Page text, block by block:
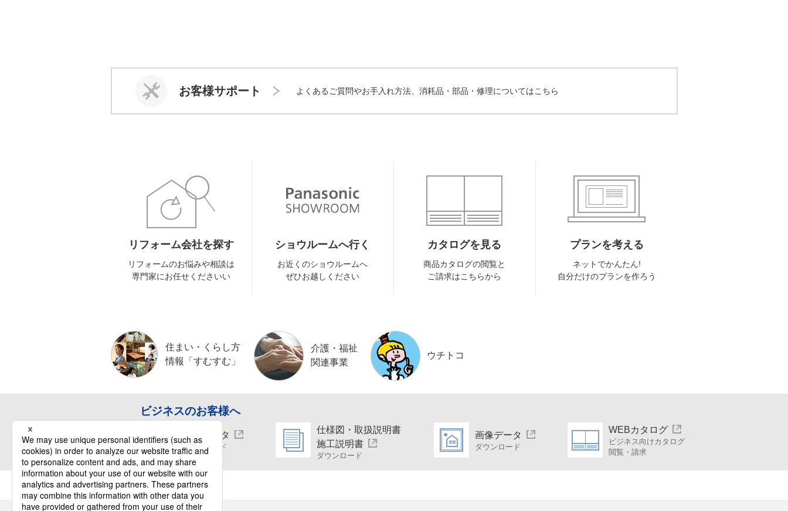
お客様サポート よくあるご質問やお手入れ方法、消耗品・部品・修理についてはこちら
リフォーム会社を探す
リフォームのお悩みや相談は
専門家にお任せくださいい
ショウルームへ行く
お近くのショウルームへ
ぜひお越しください
カタログを見る
商品カタログの閲覧と
ご請求はこちらから
プランを考える
ネットでかんたん!
自分だけのプランを作ろう
住まい・くらし方
情報「すむすむ」
介護・福祉
関連事業
ウチトコ
ビジネスのお客様へ
CADデータ
ダウンロード
仕様図・取扱説明書
施工説明書
ダウンロード
画像データ
ダウンロード
WEBカタログ
ビジネス向けカタログ
閲覧・請求